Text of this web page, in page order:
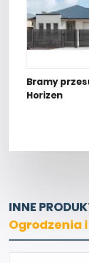
Bramy
Horizen
INNE
Ogrodzenia